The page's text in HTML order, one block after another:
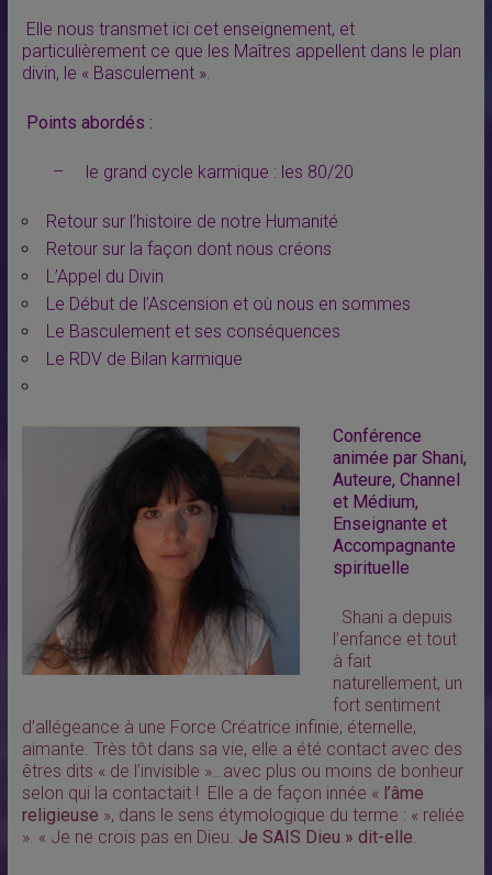
Elle nous transmet ici cet enseignement, et
particulièrement ce que les Maîtres appellent dans le plan
divin, le « Basculement ».
Points abordés :
– le grand cycle karmique : les 80/20
Retour sur l’histoire de notre Humanité
Retour sur la façon dont nous créons
L’Appel du Divin
Le Début de l’Ascension et où nous en sommes
Le Basculement et ses conséquences
Le RDV de Bilan karmique
Conférence
animée par Shani,
Auteure, Channel
et Médium,
Enseignante et
Accompagnante
spirituelle
Shani a depuis
l’enfance et tout
à fait
naturellement, un
fort sentiment
d’allégeance à une Force Créatrice infinie, éternelle,
aimante. Très tôt dans sa vie, elle a été contact avec des
êtres dits « de l’invisible »…avec plus ou moins de bonheur
selon qui la contactait ! Elle a de façon innée « l’âme
religieuse », dans le sens étymologique du terme : « reliée
». « Je ne crois pas en Dieu. Je SAIS Dieu » dit-elle.